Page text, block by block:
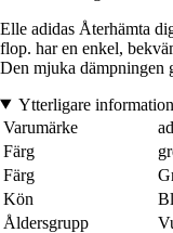
Elle adidas Återhämta
flop. har en enkel,
Den mjuka dämpningen
Ytterligare information
Varumärke
Färg
Färg
Kön
Åldersgrupp